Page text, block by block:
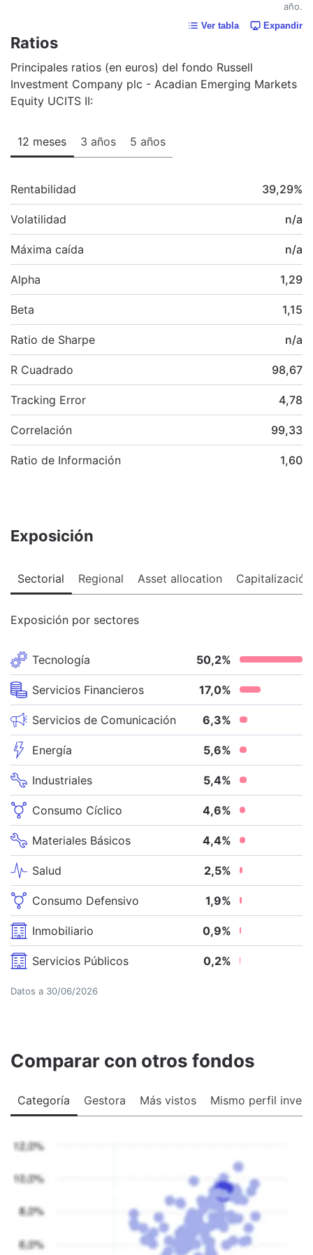
año.
Ver tabla Expandir
Ratios
Principales ratios (en euros) del fondo Russell
Investment Company plc - Acadian Emerging Markets
Equity UCITS II:
12 meses 3 años 5 años
Rentabilidad 39,29%
Volatilidad n/a
Máxima caída n/a
Alpha 1,29
Beta 1,15
Ratio de Sharpe n/a
R Cuadrado 98,67
Tracking Error 4,78
Correlación 99,33
Ratio de Información 1,60
Exposición
Sectorial Regional Asset allocation Capitalización
Exposición por sectores
Tecnología 50,2%
Servicios Financieros 17,0%
Servicios de Comunicación 6,3%
Energía 5,6%
Industriales 5,4%
Consumo Cíclico 4,6%
Materiales Básicos 4,4%
Salud 2,5%
Consumo Defensivo 1,9%
Inmobiliario 0,9%
Servicios Públicos 0,2%
Datos a 30/06/2026
Comparar con otros fondos
Categoría Gestora Más vistos Mismo perfil